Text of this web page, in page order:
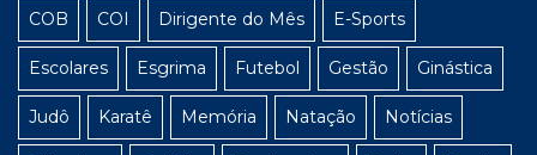
COB COI Dirigente do Mês E-Sports
Escolares Esgrima Futebol Gestão Ginástica
Judô Karatê Memória Natação Notícias